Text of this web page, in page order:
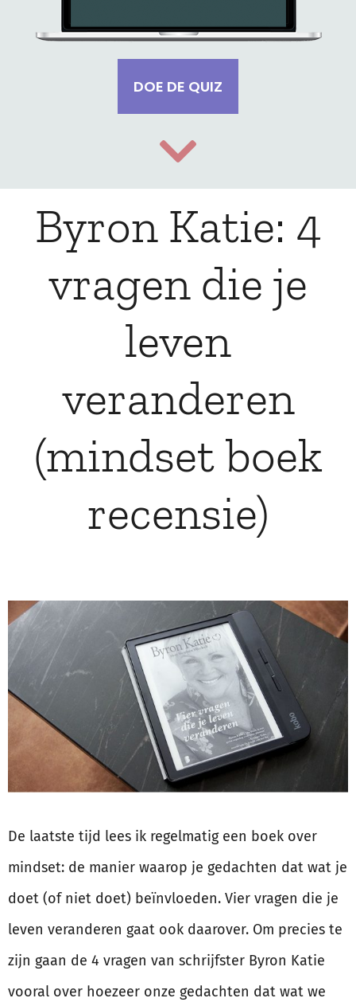
DOE DE QUIZ
Byron Katie: 4
vragen die je
leven
veranderen
(mindset boek
recensie)
De laatste tijd lees ik regelmatig een boek over
mindset: de manier waarop je gedachten dat wat je
doet (of niet doet) beïnvloeden. Vier vragen die je
leven veranderen gaat ook daarover. Om precies te
zijn gaan de 4 vragen van schrijfster Byron Katie
vooral over hoezeer onze gedachten dat wat we